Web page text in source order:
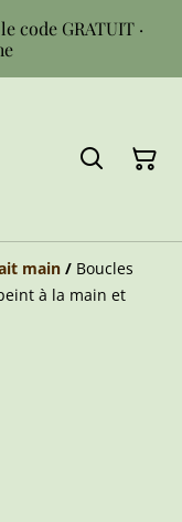
code GRATUIT ·
main / Boucles
à la main et